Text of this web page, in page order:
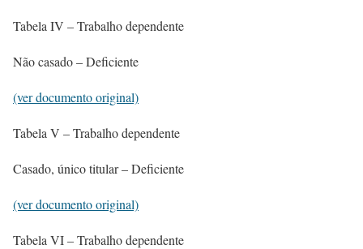
Tabela IV – Trabalho dependente
Não casado – Deficiente
(ver documento original)
Tabela V – Trabalho dependente
Casado, único titular – Deficiente
(ver documento original)
Tabela VI – Trabalho dependente